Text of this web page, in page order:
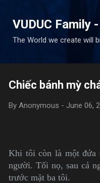
VUDUC Family
The World we create will
Chiếc bánh mỳ
By Anonymous - June 06,
Khi tôi còn là một đứa
người. Tối nọ, sau cả
trước mặt ba tôi.